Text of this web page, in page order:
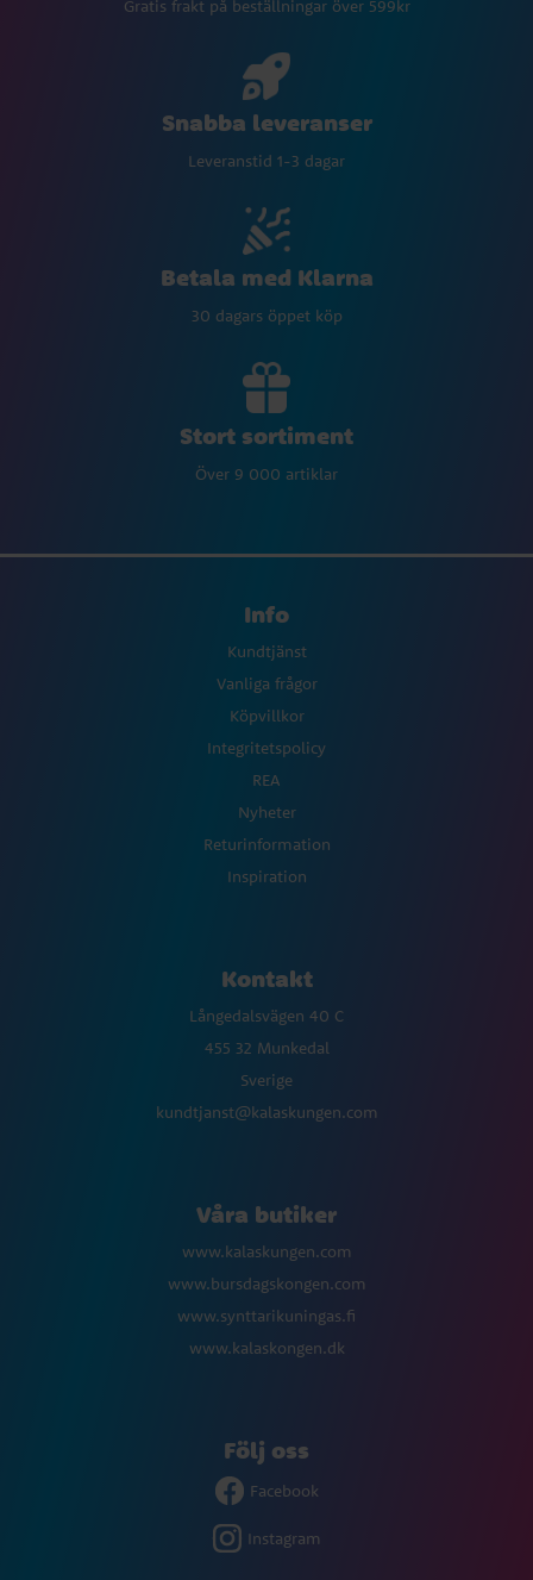
Gratis frakt på beställningar över 599kr
Snabba leveranser
Leveranstid 1-3 dagar
Betala med Klarna
30 dagars öppet köp
Stort sortiment
Över 9 000 artiklar
Info
Kundtjänst
Vanliga frågor
Köpvillkor
Integritetspolicy
REA
Nyheter
Returinformation
Inspiration
Kontakt
Långedalsvägen 40 C
455 32 Munkedal
Sverige
kundtjanst@kalaskungen.com
Våra butiker
www.kalaskungen.com
www.bursdagskongen.com
www.synttarikuningas.fi
www.kalaskongen.dk
Följ oss
Facebook
Instagram